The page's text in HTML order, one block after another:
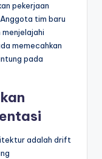
pekerjaan
tim baru
memecahkan
pada
adalah drift